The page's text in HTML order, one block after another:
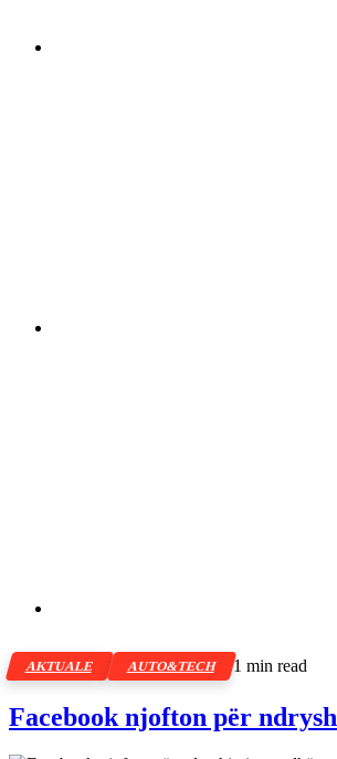
AKTUALE AUTO&TECH 1 min read
Facebook njofton për